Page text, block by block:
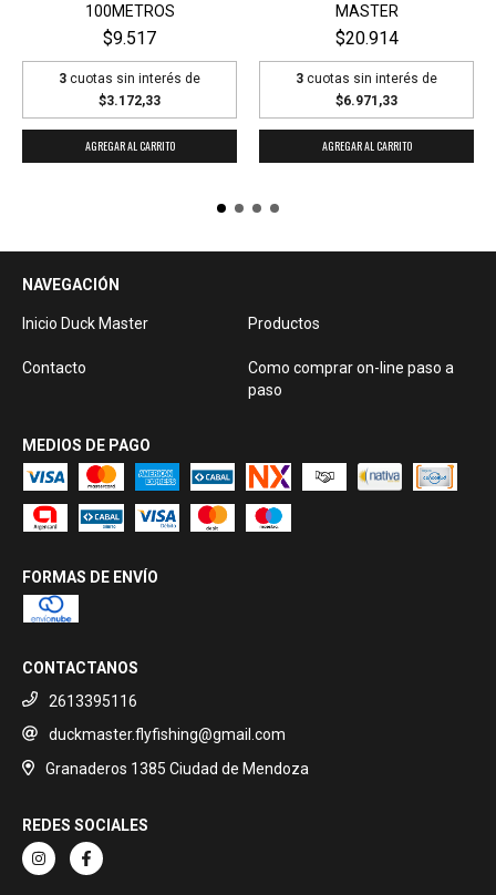
100METROS
$9.517
3 cuotas sin interés de
$3.172,33
AGREGAR AL CARRITO
MASTER
$20.914
3 cuotas sin interés de
$6.971,33
AGREGAR AL CARRITO
NAVEGACIÓN
Inicio Duck Master Productos
Contacto
Como comprar on-line paso a
paso
MEDIOS DE PAGO
FORMAS DE ENVÍO
CONTACTANOS
2613395116
duckmaster.flyfishing@gmail.com
Granaderos 1385 Ciudad de Mendoza
REDES SOCIALES